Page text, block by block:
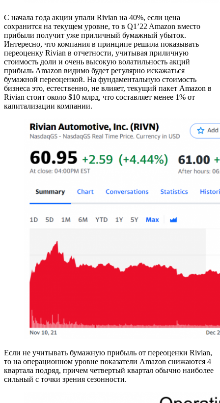
С начала года акции упали Rivian на 40%, если цена
сохранится на текущем уровне, то в Q1’22 Amazon вместо
прибыли получит уже приличный бумажный убыток.
Интересно, что компания в принципе решила показывать
переоценку Rivian в отчетности, учитывая приличную
стоимость доли и очень высокую волатильность акций
прибыль Amazon видимо будет регулярно искажаться
бумажной переоценкой. На фундаментальную стоимость
бизнеса это, естественно, не влияет, текущий пакет Amazon в
Rivian стоит около $10 млрд, что составляет менее 1% от
капитализации компании.
Если не учитывать бумажную прибыль от переоценки Rivian,
то на операционном уровне показатели Amazon снижаются 4
квартала подряд, причем четвертый квартал обычно наиболее
сильный с точки зрения сезонности.